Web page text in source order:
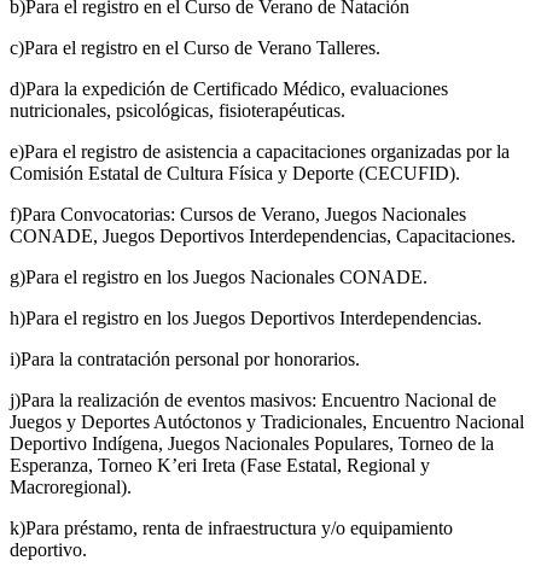
b)Para el registro en el Curso de Verano de Natación
c)Para el registro en el Curso de Verano Talleres.
d)Para la expedición de Certificado Médico, evaluaciones
nutricionales, psicológicas, fisioterapéuticas.
e)Para el registro de asistencia a capacitaciones organizadas por la
Comisión Estatal de Cultura Física y Deporte (CECUFID).
f)Para Convocatorias: Cursos de Verano, Juegos Nacionales
CONADE, Juegos Deportivos Interdependencias, Capacitaciones.
g)Para el registro en los Juegos Nacionales CONADE.
h)Para el registro en los Juegos Deportivos Interdependencias.
i)Para la contratación personal por honorarios.
j)Para la realización de eventos masivos: Encuentro Nacional de
Juegos y Deportes Autóctonos y Tradicionales, Encuentro Nacional
Deportivo Indígena, Juegos Nacionales Populares, Torneo de la
Esperanza, Torneo K’eri Ireta (Fase Estatal, Regional y
Macroregional).
k)Para préstamo, renta de infraestructura y/o equipamiento
deportivo.